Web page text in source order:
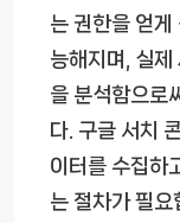
는 권한을 얻게
능해지며, 실
을 분석함으로
다. 구글 서치
이터를 수집하
는 절차가 필요